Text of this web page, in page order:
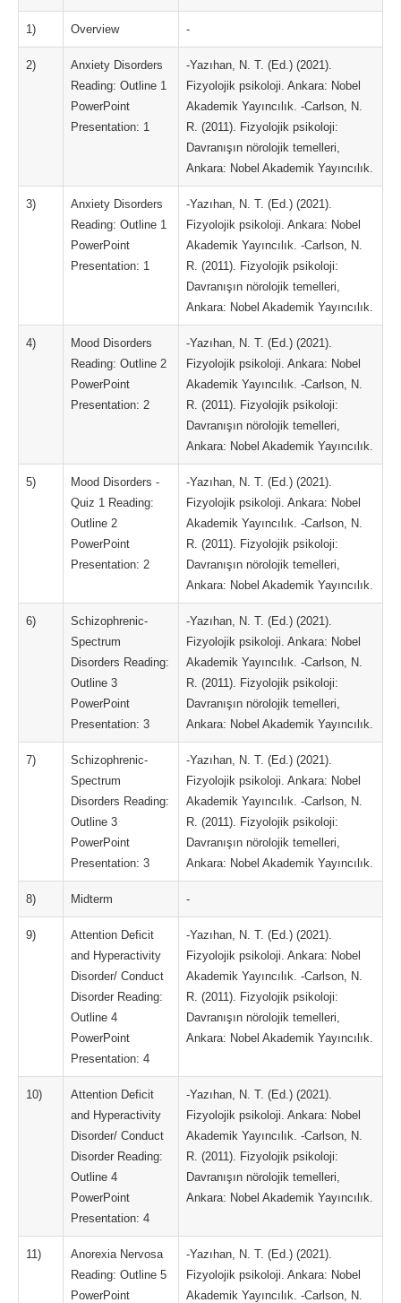
1) Overview -
2)
Anxiety Disorders
Reading: Outline 1
PowerPoint
Presentation: 1
-Yazıhan, N. T. (Ed.) (2021).
Fizyolojik psikoloji. Ankara: Nobel
Akademik Yayıncılık. -Carlson, N.
R. (2011). Fizyolojik psikoloji:
Davranışın nörolojik temelleri,
Ankara: Nobel Akademik Yayıncılık.
3)
Anxiety Disorders
Reading: Outline 1
PowerPoint
Presentation: 1
-Yazıhan, N. T. (Ed.) (2021).
Fizyolojik psikoloji. Ankara: Nobel
Akademik Yayıncılık. -Carlson, N.
R. (2011). Fizyolojik psikoloji:
Davranışın nörolojik temelleri,
Ankara: Nobel Akademik Yayıncılık.
4)
Mood Disorders
Reading: Outline 2
PowerPoint
Presentation: 2
-Yazıhan, N. T. (Ed.) (2021).
Fizyolojik psikoloji. Ankara: Nobel
Akademik Yayıncılık. -Carlson, N.
R. (2011). Fizyolojik psikoloji:
Davranışın nörolojik temelleri,
Ankara: Nobel Akademik Yayıncılık.
5)
Mood Disorders -
Quiz 1 Reading:
Outline 2
PowerPoint
Presentation: 2
-Yazıhan, N. T. (Ed.) (2021).
Fizyolojik psikoloji. Ankara: Nobel
Akademik Yayıncılık. -Carlson, N.
R. (2011). Fizyolojik psikoloji:
Davranışın nörolojik temelleri,
Ankara: Nobel Akademik Yayıncılık.
6)
Schizophrenic-
Spectrum
Disorders Reading:
Outline 3
PowerPoint
Presentation: 3
-Yazıhan, N. T. (Ed.) (2021).
Fizyolojik psikoloji. Ankara: Nobel
Akademik Yayıncılık. -Carlson, N.
R. (2011). Fizyolojik psikoloji:
Davranışın nörolojik temelleri,
Ankara: Nobel Akademik Yayıncılık.
7)
Schizophrenic-
Spectrum
Disorders Reading:
Outline 3
PowerPoint
Presentation: 3
-Yazıhan, N. T. (Ed.) (2021).
Fizyolojik psikoloji. Ankara: Nobel
Akademik Yayıncılık. -Carlson, N.
R. (2011). Fizyolojik psikoloji:
Davranışın nörolojik temelleri,
Ankara: Nobel Akademik Yayıncılık.
8) Midterm -
9)
Attention Deficit
and Hyperactivity
Disorder/ Conduct
Disorder Reading:
Outline 4
PowerPoint
Presentation: 4
-Yazıhan, N. T. (Ed.) (2021).
Fizyolojik psikoloji. Ankara: Nobel
Akademik Yayıncılık. -Carlson, N.
R. (2011). Fizyolojik psikoloji:
Davranışın nörolojik temelleri,
Ankara: Nobel Akademik Yayıncılık.
10)
Attention Deficit
and Hyperactivity
Disorder/ Conduct
Disorder Reading:
Outline 4
PowerPoint
Presentation: 4
-Yazıhan, N. T. (Ed.) (2021).
Fizyolojik psikoloji. Ankara: Nobel
Akademik Yayıncılık. -Carlson, N.
R. (2011). Fizyolojik psikoloji:
Davranışın nörolojik temelleri,
Ankara: Nobel Akademik Yayıncılık.
11)
Anorexia Nervosa
Reading: Outline 5
PowerPoint
-Yazıhan, N. T. (Ed.) (2021).
Fizyolojik psikoloji. Ankara: Nobel
Akademik Yayıncılık. -Carlson, N.